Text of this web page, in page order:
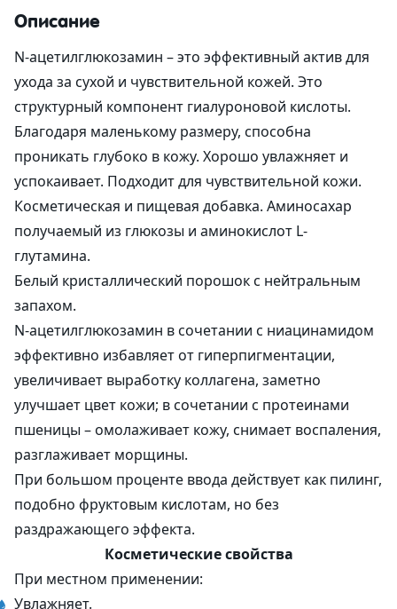
Описание
N-aцетилглюкозамин – это эффективный актив для
ухода за сухой и чувствительной кожей. Это
структурный компонент гиалуроновой кислоты.
Благодаря маленькому размеру, способна
проникать глубоко в кожу. Хорошо увлажняет и
успокаивает. Подходит для чувствительной кожи.
Косметическая и пищевая добавка. Аминосахар
получаемый из глюкозы и аминокислот L-
глутамина.
Белый кристаллический порошок с нейтральным
запахом.
N-aцетилглюкозамин в сочетании с ниацинамидом
эффективно избавляет от гиперпигментации,
увеличивает выработку коллагена, заметно
улучшает цвет кожи; в сочетании с протеинами
пшеницы – омолаживает кожу, снимает воспаления,
разглаживает морщины.
При большом проценте ввода действует как пилинг,
подобно фруктовым кислотам, но без
раздражающего эффекта.
Косметические свойства
При местном применении:
Увлажняет.